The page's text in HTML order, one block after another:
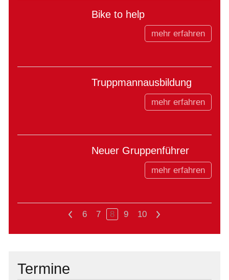
Bike to help
mehr erfahren
Truppmannausbildung
mehr erfahren
Neuer Gruppenführer
mehr erfahren
< 6 7 8 9 10 >
Termine